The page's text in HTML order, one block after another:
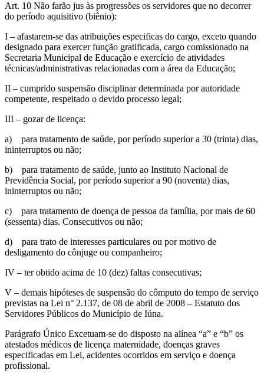
Art. 10 Não farão jus às progressões os servidores que no decorrer
do período aquisitivo (biênio):
I – afastarem-se das atribuições especificas do cargo, exceto quando
designado para exercer função gratificada, cargo comissionado na
Secretaria Municipal de Educação e exercício de atividades
técnicas/administrativas relacionadas com a área da Educação;
II – cumprido suspensão disciplinar determinada por autoridade
competente, respeitado o devido processo legal;
III – gozar de licença:
a) para tratamento de saúde, por período superior a 30 (trinta) dias,
ininterruptos ou não;
b) para tratamento de saúde, junto ao Instituto Nacional de
Previdência Social, por período superior a 90 (noventa) dias,
ininterruptos ou não;
c) para tratamento de doença de pessoa da família, por mais de 60
(sessenta) dias. Consecutivos ou não;
d) para trato de interesses particulares ou por motivo de
desligamento do cônjuge ou companheiro;
IV – ter obtido acima de 10 (dez) faltas consecutivas;
V – demais hipóteses de suspensão do cômputo do tempo de serviço
previstas na Lei n° 2.137, de 08 de abril de 2008 – Estatuto dos
Servidores Públicos do Município de Iúna.
Parágrafo Único Excetuam-se do disposto na alínea “a” e “b” os
atestados médicos de licença maternidade, doenças graves
especificadas em Lei, acidentes ocorridos em serviço e doença
profissional.